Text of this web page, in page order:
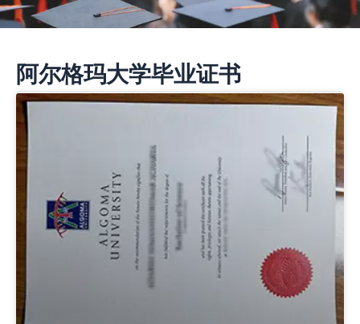
阿尔格玛大学毕业证书